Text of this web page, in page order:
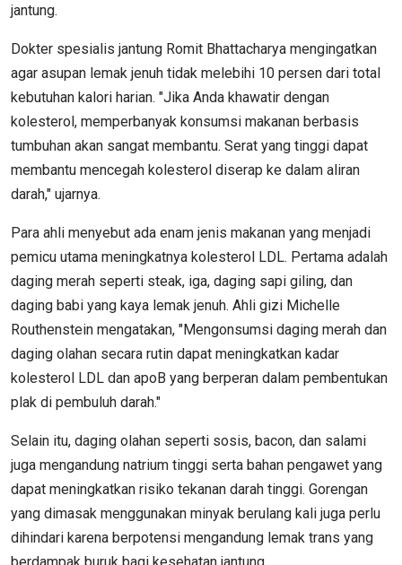
jantung.
Dokter spesialis jantung Romit Bhattacharya mengingatkan
agar asupan lemak jenuh tidak melebihi 10 persen dari total
kebutuhan kalori harian. "Jika Anda khawatir dengan
kolesterol, memperbanyak konsumsi makanan berbasis
tumbuhan akan sangat membantu. Serat yang tinggi dapat
membantu mencegah kolesterol diserap ke dalam aliran
darah," ujarnya.
Para ahli menyebut ada enam jenis makanan yang menjadi
pemicu utama meningkatnya kolesterol LDL. Pertama adalah
daging merah seperti steak, iga, daging sapi giling, dan
daging babi yang kaya lemak jenuh. Ahli gizi Michelle
Routhenstein mengatakan, "Mengonsumsi daging merah dan
daging olahan secara rutin dapat meningkatkan kadar
kolesterol LDL dan apoB yang berperan dalam pembentukan
plak di pembuluh darah."
Selain itu, daging olahan seperti sosis, bacon, dan salami
juga mengandung natrium tinggi serta bahan pengawet yang
dapat meningkatkan risiko tekanan darah tinggi. Gorengan
yang dimasak menggunakan minyak berulang kali juga perlu
dihindari karena berpotensi mengandung lemak trans yang